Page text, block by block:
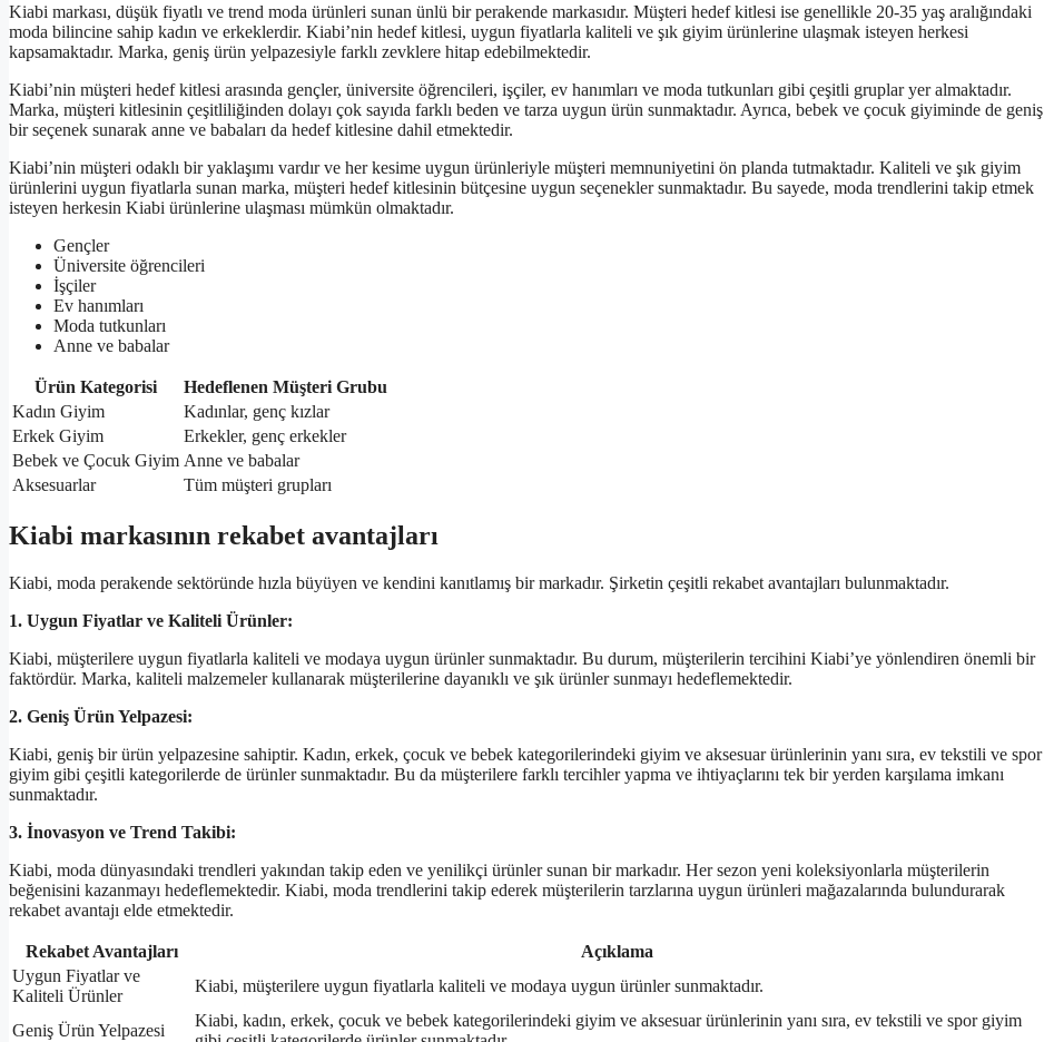
Kiabi markası, düşük fiyatlı ve trend moda ürünleri sunan ünlü bir perakende markasıdır. Müşteri hedef kitlesi ise genellikle 20-35 yaş aralığındaki
moda bilincine sahip kadın ve erkeklerdir. Kiabi’nin hedef kitlesi, uygun fiyatlarla kaliteli ve şık giyim ürünlerine ulaşmak isteyen herkesi
kapsamaktadır. Marka, geniş ürün yelpazesiyle farklı zevklere hitap edebilmektedir.
Kiabi’nin müşteri hedef kitlesi arasında gençler, üniversite öğrencileri, işçiler, ev hanımları ve moda tutkunları gibi çeşitli gruplar yer almaktadır.
Marka, müşteri kitlesinin çeşitliliğinden dolayı çok sayıda farklı beden ve tarza uygun ürün sunmaktadır. Ayrıca, bebek ve çocuk giyiminde de geniş
bir seçenek sunarak anne ve babaları da hedef kitlesine dahil etmektedir.
Kiabi’nin müşteri odaklı bir yaklaşımı vardır ve her kesime uygun ürünleriyle müşteri memnuniyetini ön planda tutmaktadır. Kaliteli ve şık giyim
ürünlerini uygun fiyatlarla sunan marka, müşteri hedef kitlesinin bütçesine uygun seçenekler sunmaktadır. Bu sayede, moda trendlerini takip etmek
isteyen herkesin Kiabi ürünlerine ulaşması mümkün olmaktadır.
Gençler
Üniversite öğrencileri
İşçiler
Ev hanımları
Moda tutkunları
Anne ve babalar
Ürün Kategorisi
Hedeflenen Müşteri Grubu
Kadın Giyim
Kadınlar, genç kızlar
Erkek Giyim
Erkekler, genç erkekler
Bebek ve Çocuk Giyim Anne ve babalar
Aksesuarlar
Tüm müşteri grupları
Kiabi markasının rekabet avantajları
Kiabi, moda perakende sektöründe hızla büyüyen ve kendini kanıtlamış bir markadır. Şirketin çeşitli rekabet avantajları bulunmaktadır.
1. Uygun Fiyatlar ve Kaliteli Ürünler:
Kiabi, müşterilere uygun fiyatlarla kaliteli ve modaya uygun ürünler sunmaktadır. Bu durum, müşterilerin tercihini Kiabi’ye yönlendiren önemli bir
faktördür. Marka, kaliteli malzemeler kullanarak müşterilerine dayanıklı ve şık ürünler sunmayı hedeflemektedir.
2. Geniş Ürün Yelpazesi:
Kiabi, geniş bir ürün yelpazesine sahiptir. Kadın, erkek, çocuk ve bebek kategorilerindeki giyim ve aksesuar ürünlerinin yanı sıra, ev tekstili ve spor
giyim gibi çeşitli kategorilerde de ürünler sunmaktadır. Bu da müşterilere farklı tercihler yapma ve ihtiyaçlarını tek bir yerden karşılama imkanı
sunmaktadır.
3. İnovasyon ve Trend Takibi:
Kiabi, moda dünyasındaki trendleri yakından takip eden ve yenilikçi ürünler sunan bir markadır. Her sezon yeni koleksiyonlarla müşterilerin
beğenisini kazanmayı hedeflemektedir. Kiabi, moda trendlerini takip ederek müşterilerin tarzlarına uygun ürünleri mağazalarında bulundurarak
rekabet avantajı elde etmektedir.
Rekabet Avantajları
Açıklama
Uygun Fiyatlar ve
Kaliteli Ürünler
Kiabi, müşterilere uygun fiyatlarla kaliteli ve modaya uygun ürünler sunmaktadır.
Geniş Ürün Yelpazesi
Kiabi, kadın, erkek, çocuk ve bebek kategorilerindeki giyim ve aksesuar ürünlerinin yanı sıra, ev tekstili ve spor giyim